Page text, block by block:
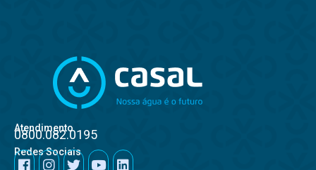
Atendimento
0800.082.0195
Redes Sociais